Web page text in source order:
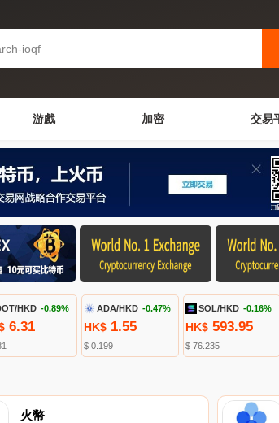
游戲 加密 交易
HKD -0.89%
6.31
ADA/HKD -0.47%
HK$1.55
$ 0.199
SOL/HKD -0.16%
HK$ 593.95
$ 76.235
火幣